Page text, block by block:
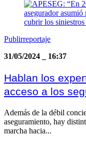
Publirreportaje
31/05/2024
16:37
Hablan los
acceso a los
Además de la débil
aseguramiento, hay
marcha hacia...